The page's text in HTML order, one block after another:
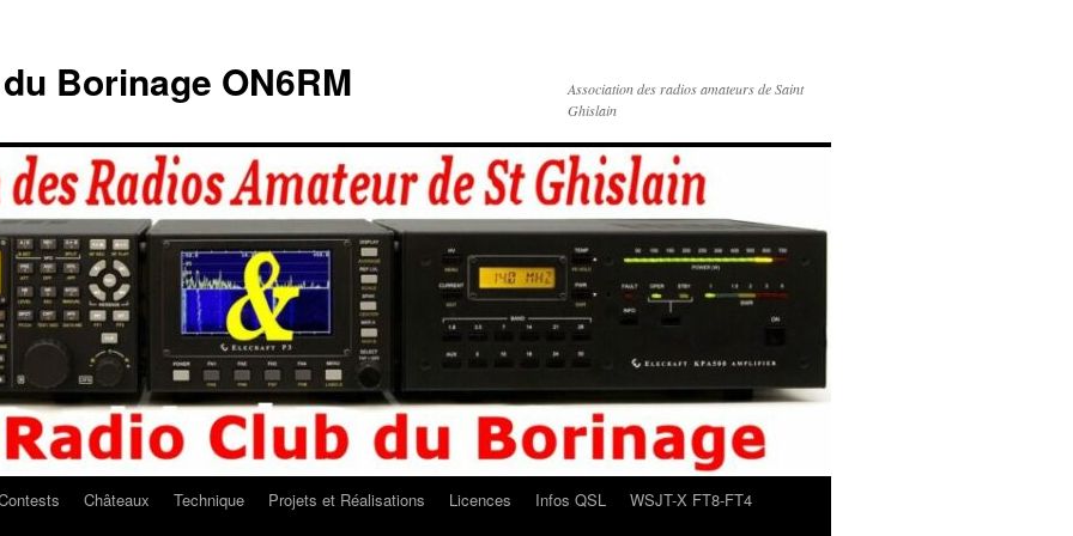
Borinage ON6RM
Association des radios amateurs de Saint
Ghislain
Châteaux Technique Projets et Réalisations Licences Infos QSL
WSJT-X FT8-FT4